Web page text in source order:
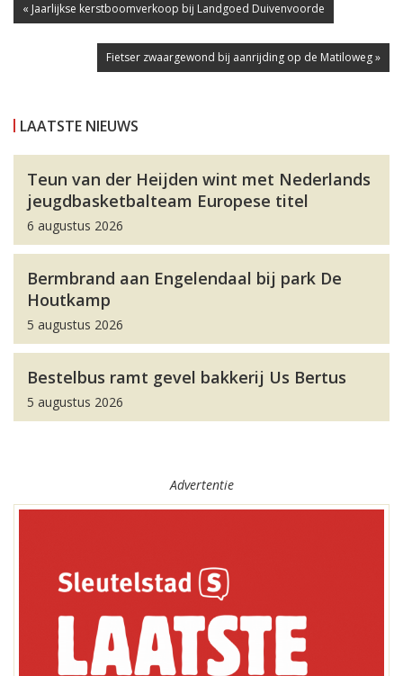
« Jaarlijkse kerstboomverkoop bij Landgoed Duivenvoorde
Fietser zwaargewond bij aanrijding op de Matiloweg »
LAATSTE NIEUWS
Teun van der Heijden wint met Nederlands
jeugdbasketbalteam Europese titel
6 augustus 2026
Bermbrand aan Engelendaal bij park De
Houtkamp
5 augustus 2026
Bestelbus ramt gevel bakkerij Us Bertus
5 augustus 2026
Advertentie